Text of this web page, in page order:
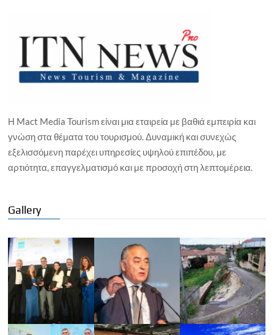
Η Mact Media Tourism είναι μια εταιρεία με βαθιά εμπειρία και
γνώση στα θέματα του τουρισμού. Δυναμική και συνεχώς
εξελισσόμενη παρέχει υπηρεσίες υψηλού επιπέδου, με
αρτιότητα, επαγγελματισμό και με προσοχή στη λεπτομέρεια.
Gallery